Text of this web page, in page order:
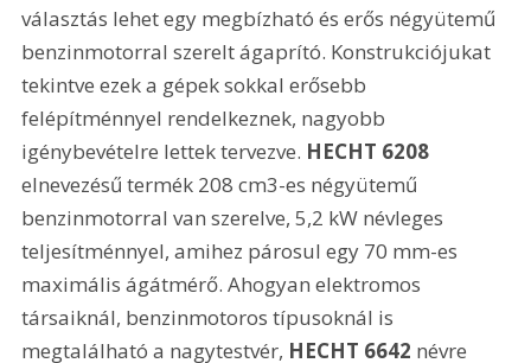
választás lehet egy megbízható és erős négyütemű
benzinmotorral szerelt ágaprító. Konstrukciójukat
tekintve ezek a gépek sokkal erősebb
felépítménnyel rendelkeznek, nagyobb
igénybevételre lettek tervezve. HECHT 6208
elnevezésű termék 208 cm3-es négyütemű
benzinmotorral van szerelve, 5,2 kW névleges
teljesítménnyel, amihez párosul egy 70 mm-es
maximális ágátmérő. Ahogyan elektromos
társaiknál, benzinmotoros típusoknál is
megtalálható a nagytestvér, HECHT 6642 névre